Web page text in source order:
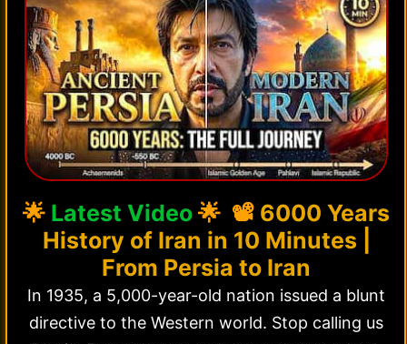
🌟 Latest Video 🌟 📽️ 6000 Years
History of Iran in 10 Minutes |
From Persia to Iran
In 1935, a 5,000-year-old nation issued a blunt
directive to the Western world. Stop calling us